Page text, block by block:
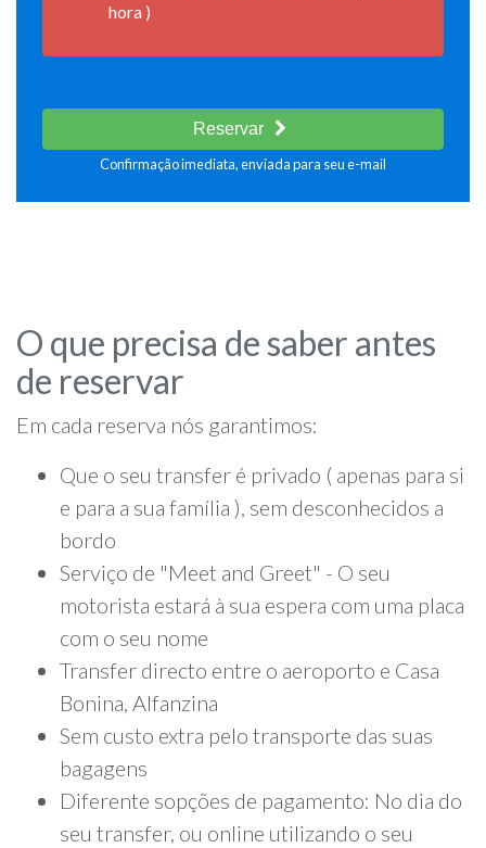
hora )
Reservar
Confirmação imediata, enviada para seu e-mail
O que precisa de saber antes
de reservar
Em cada reserva nós garantimos:
Que o seu transfer é privado ( apenas para si
e para a sua família ), sem desconhecidos a
bordo
Serviço de "Meet and Greet" - O seu
motorista estará à sua espera com uma placa
com o seu nome
Transfer directo entre o aeroporto e Casa
Bonina, Alfanzina
Sem custo extra pelo transporte das suas
bagagens
Diferente sopções de pagamento: No dia do
seu transfer, ou online utilizando o seu